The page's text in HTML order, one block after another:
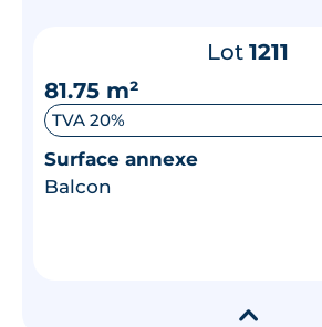
Lot 1211
81.75 m²
TVA 20%
Surface annexe
Balcon
▾